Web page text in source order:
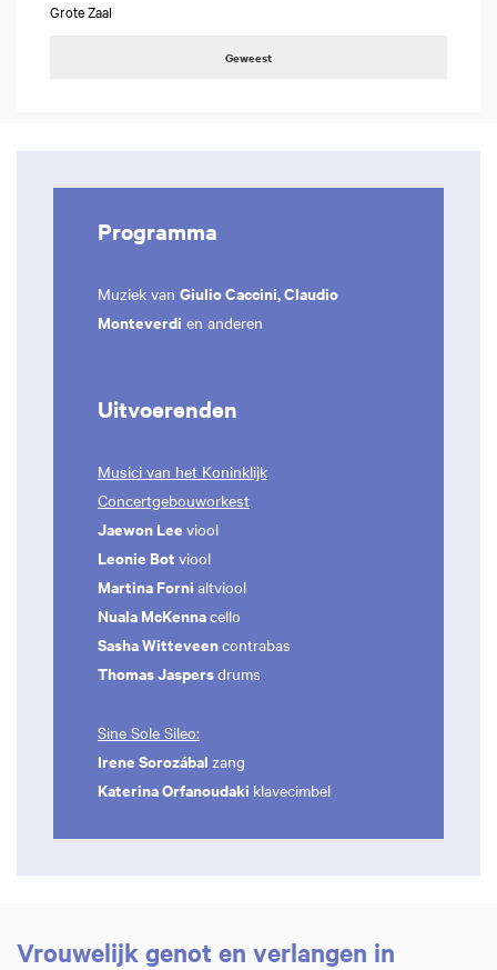
Grote Zaal
Geweest
Programma
Muziek van Giulio Caccini, Claudio
Monteverdi en anderen
Uitvoerenden
Musici van het Koninklijk
Concertgebouworkest
Jaewon Lee viool
Leonie Bot viool
Martina Forni altviool
Nuala McKennacello
Sasha Witteveencontrabas
Thomas Jaspersdrums
Sine Sole Sileo:
Irene Sorozábal zang
Katerina Orfanoudaki klavecimbel
Vrouwelijk genot en verlangen in